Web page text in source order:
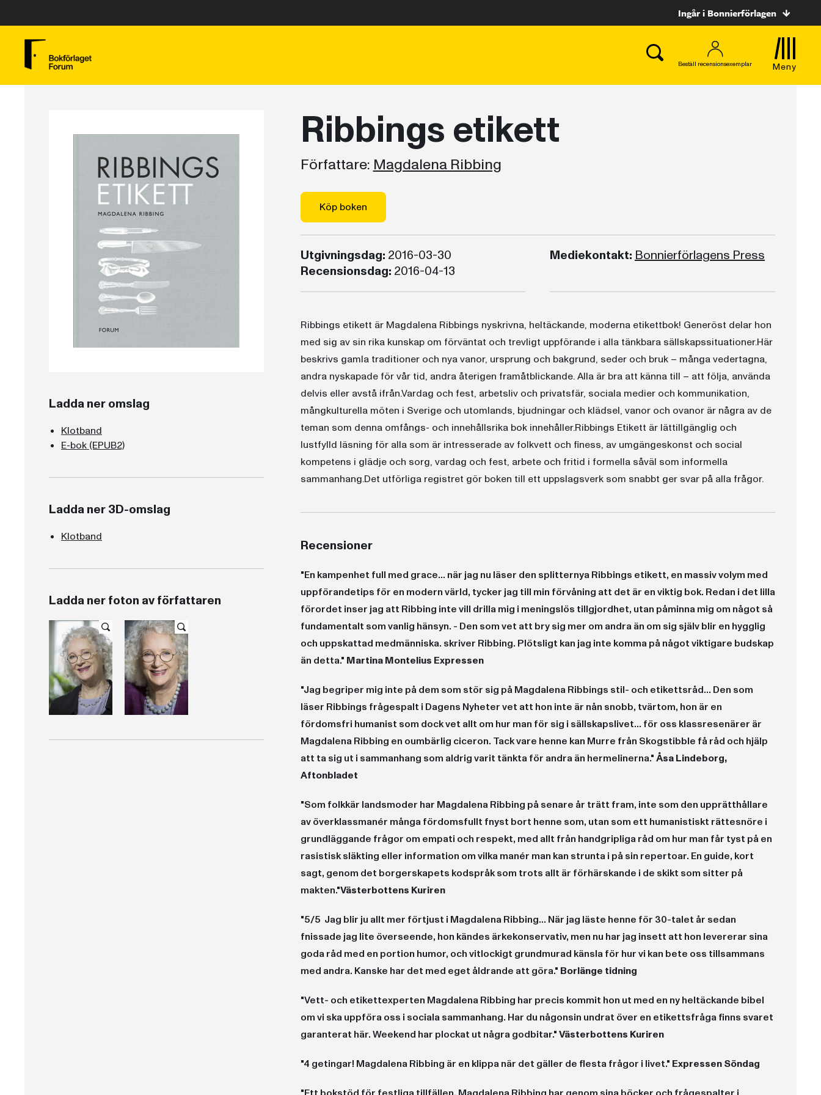
Ingår i Bonnierförlagen
Beställ recensionsexemplar Meny
Ladda ner omslag
Klotband
E-bok (EPUB2)
Ladda ner 3D-omslag
Klotband
Ladda ner foton av författaren
Ribbings etikett
Författare: Magdalena Ribbing
Köp boken
Utgivningsdag: 2016-03-30
Recensionsdag: 2016-04-13
Mediekontakt:Bonnierförlagens Press
Ribbings etikett är Magdalena Ribbings nyskrivna, heltäckande, moderna etikettbok! Generöst delar hon
med sig av sin rika kunskap om förväntat och trevligt uppförande i alla tänkbara sällskapssituationer.Här
beskrivs gamla traditioner och nya vanor, ursprung och bakgrund, seder och bruk – många vedertagna,
andra nyskapade för vår tid, andra återigen framåtblickande. Alla är bra att känna till – att följa, använda
delvis eller avstå ifrån.Vardag och fest, arbetsliv och privatsfär, sociala medier och kommunikation,
mångkulturella möten i Sverige och utomlands, bjudningar och klädsel, vanor och ovanor är några av de
teman som denna omfångs- och innehållsrika bok innehåller.Ribbings Etikett är lättillgänglig och
lustfylld läsning för alla som är intresserade av folkvett och finess, av umgängeskonst och social
kompetens i glädje och sorg, vardag och fest, arbete och fritid i formella såväl som informella
sammanhang.Det utförliga registret gör boken till ett uppslagsverk som snabbt ger svar på alla frågor.
Recensioner
"En kampenhet full med grace... när jag nu läser den splitternya Ribbings etikett, en massiv volym med
uppförandetips för en modern värld, tycker jag till min förvåning att det är en viktig bok. Redan i det lilla
förordet inser jag att Ribbing inte vill drilla mig i meningslös tillgjordhet, utan påminna mig om något så
fundamentalt som vanlig hänsyn. - Den som vet att bry sig mer om andra än om sig själv blir en hygglig
och uppskattad medmänniska. skriver Ribbing. Plötsligt kan jag inte komma på något viktigare budskap
än detta." Martina Montelius Expressen
"Jag begriper mig inte på dem som stör sig på Magdalena Ribbings stil- och etikettsråd... Den som
läser Ribbings frågespalt i Dagens Nyheter vet att hon inte är nån snobb, tvärtom, hon är en
fördomsfri humanist som dock vet allt om hur man för sig i sällskapslivet... för oss klassresenärer är
Magdalena Ribbing en oumbärlig ciceron. Tack vare henne kan Murre från Skogstibble få råd och hjälp
att ta sig ut i sammanhang som aldrig varit tänkta för andra än hermelinerna."Åsa Lindeborg,
Aftonbladet
"Som folkkär landsmoder har Magdalena Ribbing på senare år trätt fram, inte som den upprätthållare
av överklassmanér många fördomsfullt fnyst bort henne som, utan som ett humanistiskt rättesnöre i
grundläggande frågor om empati och respekt, med allt från handgripliga råd om hur man får tyst på en
rasistisk släkting eller information om vilka manér man kan strunta i på sin repertoar. En guide, kort
sagt, genom det borgerskapets kodspråk som trots allt är förhärskande i de skikt som sitter på
makten."Västerbottens Kuriren
"5/5 Jag blir ju allt mer förtjust i Magdalena Ribbing... När jag läste henne för 30-talet år sedan
fnissade jag lite överseende, hon kändes ärkekonservativ, men nu har jag insett att hon levererar sina
goda råd med en portion humor, och vitlockigt grundmurad känsla för hur vi kan bete oss tillsammans
med andra. Kanske har det med eget åldrande att göra." Borlänge tidning
"Vett- och etikettexperten Magdalena Ribbing har precis kommit hon ut med en ny heltäckande bibel
om vi ska uppföra oss i sociala sammanhang. Har du någonsin undrat över en etikettsfråga finns svaret
garanterat här. Weekend har plockat ut några godbitar."Västerbottens Kuriren
"4 getingar! Magdalena Ribbing är en klippa när det gäller de flesta frågor i livet." Expressen Söndag